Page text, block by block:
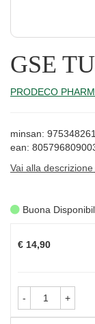
GSE
PRODECO
minsan: 975348261
ean:
Vai alla
Buona
€ 14,90
- +